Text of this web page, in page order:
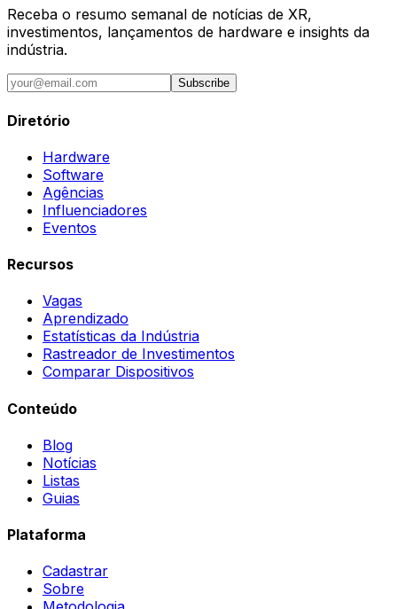
Receba o resumo semanal de notícias de XR,
investimentos, lançamentos de hardware e insights da
indústria.
Subscribe
Diretório
Hardware
Software
Agências
Influenciadores
Eventos
Recursos
Vagas
Aprendizado
Estatísticas da Indústria
Rastreador de Investimentos
Comparar Dispositivos
Conteúdo
Blog
Notícias
Listas
Guias
Plataforma
Cadastrar
Sobre